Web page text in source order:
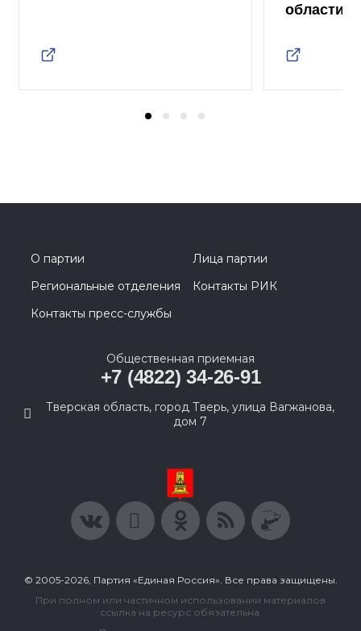
области
О партии
Лица партии
Региональные отделения
Контакты РИК
Контакты пресс-службы
Общественная приемная
+7 (4822) 34-26-91
Тверская область, город Тверь, улица Вагжанова,
дом 7
© 2005-2026, Партия «Единая Россия». Все права защищены.
При полном или частичном использовании материалов
ссылка на ресурс обязательна.